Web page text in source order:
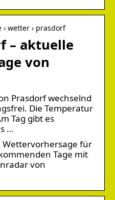
wetter › prasdorf
– aktuelle
von
Prasdorf wechselnd
Die Temperatur
Tag gibt es
…
Wettervorhersage für
Tage mit
von